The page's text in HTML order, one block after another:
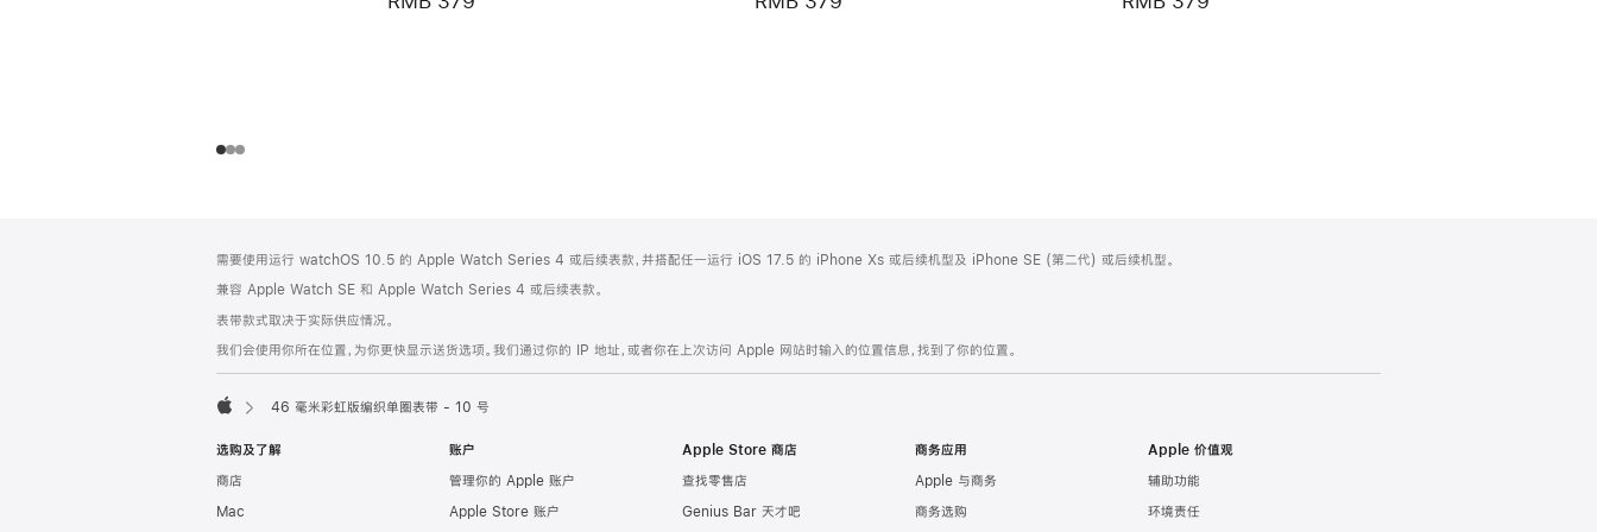
页
页
脚
注
需要使用运行 watchOS 10.5 的 Apple Watch Series 4 或后续表款，并搭配任一运行 iOS 17.5 的 iPhone Xs 或后续机型及 iPhone SE (第二代) 或后续机型。
兼容 Apple Watch SE 和 Apple Watch Series 4 或后续表款。
表带款式取决于实际供应情况。
我们会使用你所在位置，为你更快显示送货选项。我们通过你的 IP 地址，或者你在上次访问 Apple 网站时输入的位置信息，找到了你的位置。
46 毫米彩虹版编织单圈表带 - 10 号
选购及了解
商店
Mac
账户
管理你的 Apple 账户
Apple Store 账户
Apple Store 商店
查找零售店
Genius Bar 天才吧
商务应用
Apple 与商务
商务选购
Apple 价值观
辅助功能
环境责任